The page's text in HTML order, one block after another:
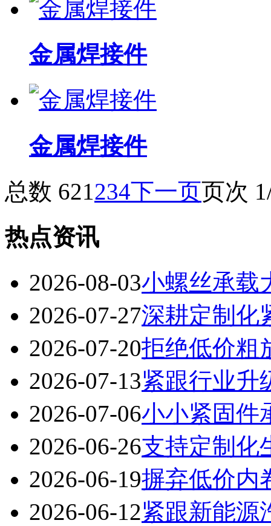
金属焊接件
金属焊接件
总数 621234下一页页次
热点资讯
2026-08-03小螺丝承载
2026-07-27深耕定制化
2026-07-20拒绝低价粗
2026-07-13紧跟行业
2026-07-06小小紧固件
2026-06-26支持定制化
2026-06-19摒弃低价内
2026-06-12紧跟新能